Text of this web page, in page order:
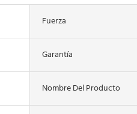
Fuerza
Garantía
Nombre Del Producto